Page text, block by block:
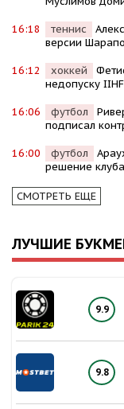
16:18 теннис
версии
16:12 хоккей
недопуску IIHF
16:06 футбол
подписал
16:00 футбол
решение клуба
СМОТРЕТЬ ЕЩЕ
ЛУЧШИЕ
9.9
9.8